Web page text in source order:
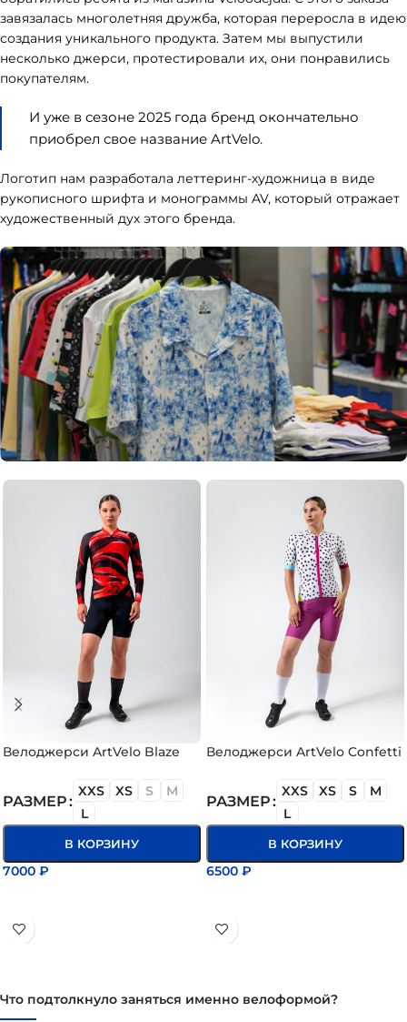
завязалась многолетняя дружба, которая переросла в идею
создания уникального продукта. Затем мы выпустили
несколько джерси, протестировали их, они понравились
покупателям.
И уже в сезоне 2025 года бренд окончательно
приобрел свое название ArtVelo.
Логотип нам разработала леттеринг-художница в виде
рукописного шрифта и монограммы AV, который отражает
художественный дух этого бренда.
Велоджерси ArtVelo Blaze
РАЗМЕР
XXS XS S
M
L
В КОРЗИНУ
7000 ₽
Велоджерси ArtVelo Confetti
РАЗМЕР
XXS XS S
M
L
В КОРЗИНУ
6500 ₽
Что подтолкнуло заняться именно велоформой?